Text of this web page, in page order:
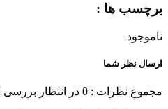
برچسب ها :
ناموجود
ارسال نظر شما
مجموع نظرات : 0 در انتظار بررسی :